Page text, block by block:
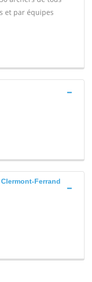
et par équipes
Clermont-Ferrand